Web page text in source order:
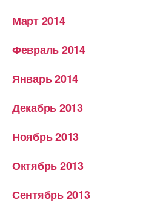
Март 2014
Февраль 2014
Январь 2014
Декабрь 2013
Ноябрь 2013
Октябрь 2013
Сентябрь 2013